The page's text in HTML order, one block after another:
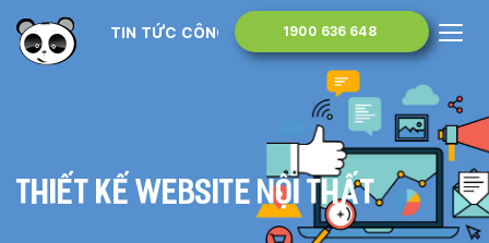
1900 636 648
TIN TỨC CÔNG NGHỆ
Thiết kế website nội thất